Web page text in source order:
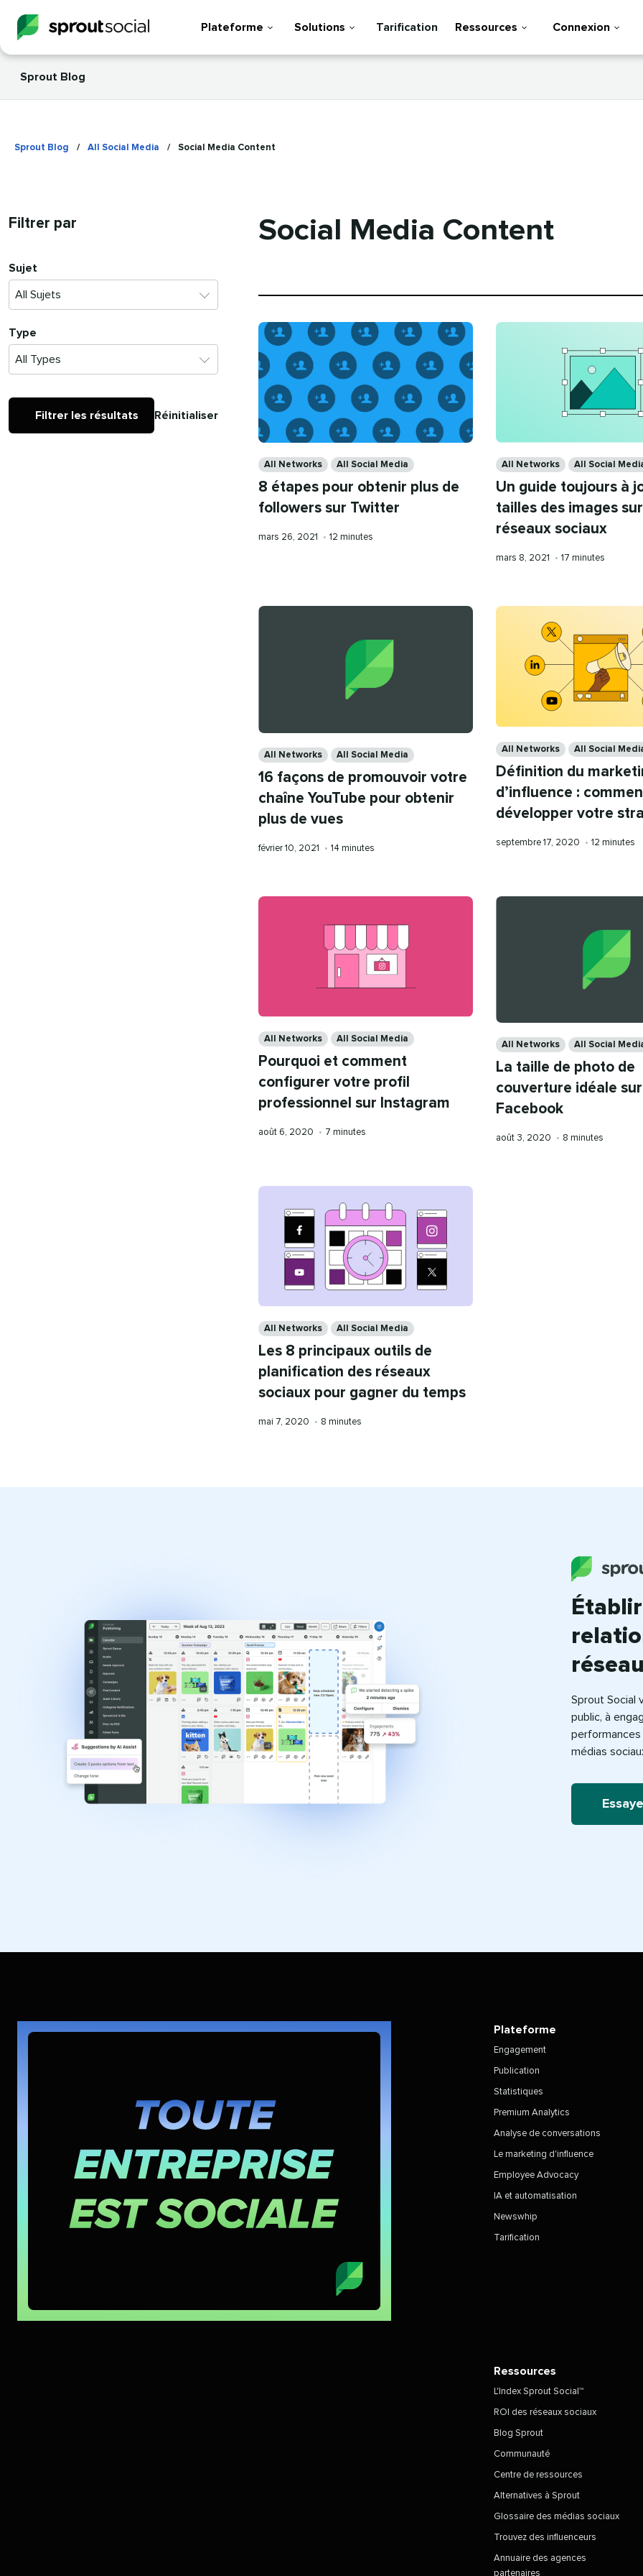
Plateforme Solutions Tarification Ressources Connexion
Sprout Blog
Sprout Blog / All Social Media / Social Media Content
Filtrer par
Sujet
Type
Filtrer les résultats Réinitialiser
Social Media Content
All Networks All Social Media
8 étapes pour obtenir plus de
followers sur Twitter
Publication
mars 26, 2021 • Temps
12 minutes
All Networks All Social
Un guide toujours à
tailles des images
réseaux sociaux
Publication
mars 8, 2021 • Temps
17 minutes
All Networks All Social Media
16 façons de promouvoir votre
chaîne YouTube pour obtenir
plus de vues
Publication
février 10, 2021 • Temps
14 minutes
All Networks All Social
Définition du
d’influence :
développer votre
Publication
septembre 17, 2020 • Temps
12 minutes
All Networks All Social Media
Pourquoi et comment
configurer votre profil
professionnel sur Instagram
Publication
août 6, 2020 • Temps
7 minutes
All Networks All Social
La taille de photo de
couverture idéale sur
Facebook
Publication
août 3, 2020 • Temps
8 minutes
All Networks All Social Media
Les 8 principaux outils de
planification des réseaux
sociaux pour gagner du temps
Publication
mai 7, 2020 • Temps
8 minutes
Sprout Social
public, à
médias
Plateforme
Engagement
Publication
Statistiques
Premium Analytics
Analyse de conversations
Le marketing d'influence
Employee Advocacy
IA et automatisation
Newswhip
Tarification
Ressources
L'Index Sprout Social™
ROI des réseaux sociaux
Blog Sprout
Communauté
Centre de ressources
Alternatives à Sprout
Glossaire des médias sociaux
Trouvez des influenceurs
Annuaire des agences
partenaires